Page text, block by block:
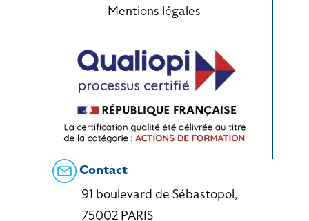
Mentions légales
Contact
91 boulevard de Sébastopol,
75002 PARIS